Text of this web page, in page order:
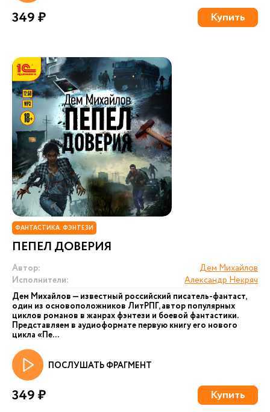
349 ₽ Купить
ФАНТАСТИКА. ФЭНТЕЗИ
ПЕПЕЛ ДОВЕРИЯ
Автор:
Дем Михайлов
Исполнители:
Александр Некряч
Дем Михайлов — известный российский писатель-фантаст,
один из основоположников ЛитРПГ, автор популярных
циклов романов в жанрах фэнтези и боевой фантастики.
Представляем в аудиоформате первую книгу его нового
цикла «Пе...
ПОСЛУШАТЬ ФРАГМЕНТ
349 ₽ Купить